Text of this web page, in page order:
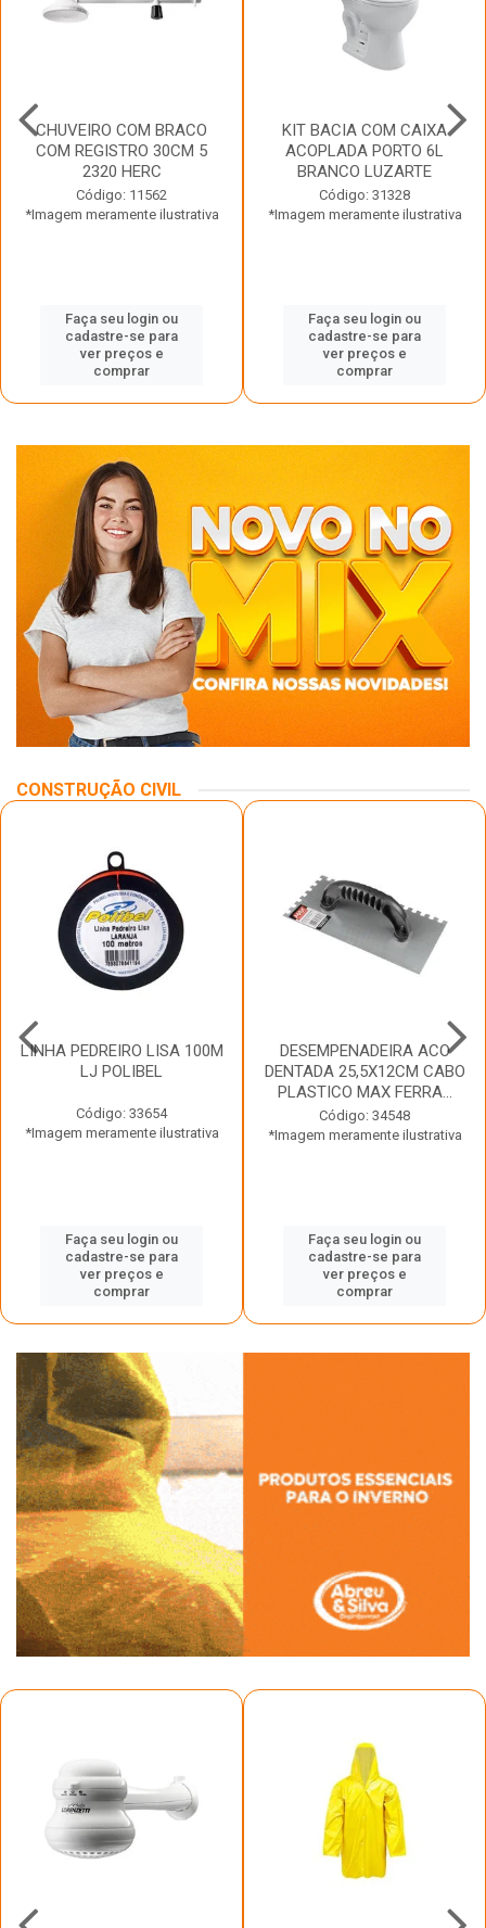
CHUVEIRO COM BRACO
COM REGISTRO 30CM 5
2320 HERC
Código: 11562
*Imagem meramente ilustrativa
Faça seu login ou
cadastre-se para
ver preços e
comprar
KIT BACIA COM CAIXA
ACOPLADA PORTO 6L
BRANCO LUZARTE
Código: 31328
*Imagem meramente ilustrativa
Faça seu login ou
cadastre-se para
ver preços e
comprar
CONSTRUÇÃO CIVIL
LINHA PEDREIRO LISA 100M
LJ POLIBEL
Código: 33654
*Imagem meramente ilustrativa
Faça seu login ou
cadastre-se para
ver preços e
comprar
DESEMPENADEIRA ACO
DENTADA 25,5X12CM CABO
PLASTICO MAX FERRA...
Código: 34548
*Imagem meramente ilustrativa
Faça seu login ou
cadastre-se para
ver preços e
comprar